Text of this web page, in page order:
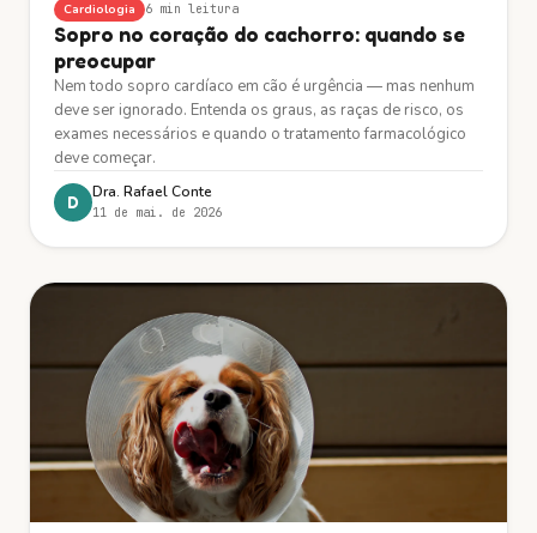
Cardiologia 6 min leitura
Sopro no coração do cachorro: quando se
preocupar
Nem todo sopro cardíaco em cão é urgência — mas nenhum
deve ser ignorado. Entenda os graus, as raças de risco, os
exames necessários e quando o tratamento farmacológico
deve começar.
D Dra. Rafael Conte
11 de mai. de 2026